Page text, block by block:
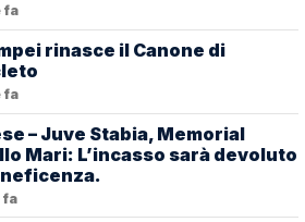
fa
rinasce il Canone di
fa
– Juve Stabia, Memorial
Mari: L’incasso sarà devoluto
fa